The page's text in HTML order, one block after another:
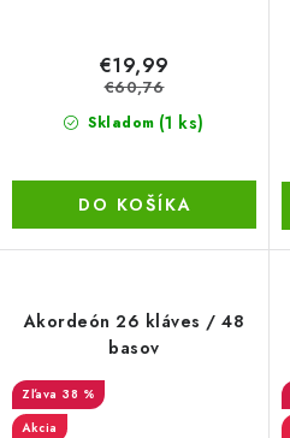
Skladom (1 ks)
€19,99
€60,76
DO KOŠÍKA
Akordeón 26 kláves / 48
basov
38 %
Akcia